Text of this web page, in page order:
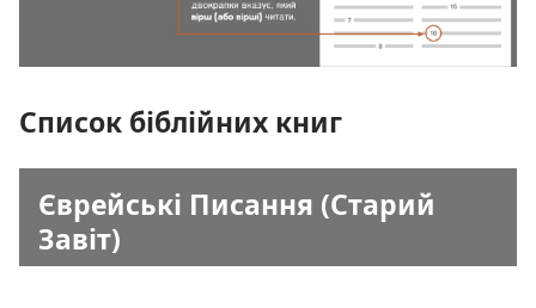
Список біблійних книг
Єврейські Писання (Старий
Завіт)